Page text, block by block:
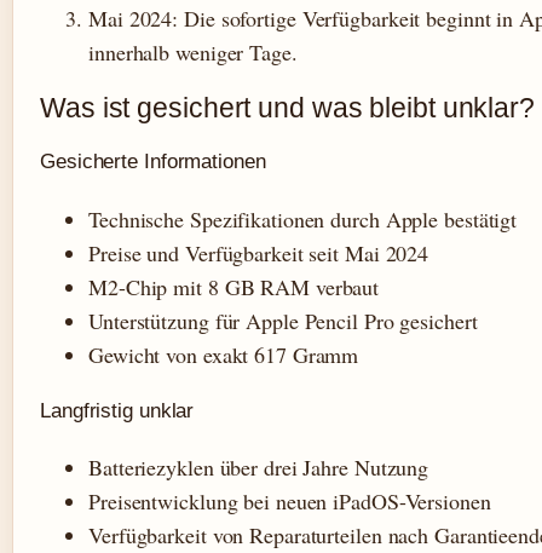
Mai 2024: Die sofortige Verfügbarkeit beginnt in
innerhalb weniger Tage.
Was ist gesichert und was bleibt unklar?
Gesicherte Informationen
Technische Spezifikationen durch Apple bestätigt
Preise und Verfügbarkeit seit Mai 2024
M2-Chip mit 8 GB RAM verbaut
Unterstützung für Apple Pencil Pro gesichert
Gewicht von exakt 617 Gramm
Langfristig unklar
Batteriezyklen über drei Jahre Nutzung
Preisentwicklung bei neuen iPadOS-Versionen
Verfügbarkeit von Reparaturteilen nach